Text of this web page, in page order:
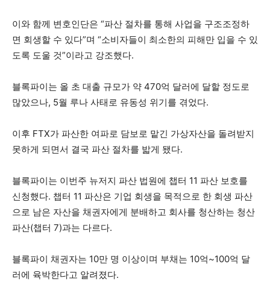
이와 함께 변호인단은 “파산 절차를 통해 사업을 구조조정하
면 회생할 수 있다”며 “소비자들이 최소한의 피해만 입을 수 있
도록 도울 것”이라고 강조했다.
블록파이는 올 초 대출 규모가 약 470억 달러에 달할 정도로
많았으나, 5월 루나 사태로 유동성 위기를 겪었다.
이후 FTX가 파산한 여파로 담보로 맡긴 가상자산을 돌려받지
못하게 되면서 결국 파산 절차를 밟게 됐다.
블록파이는 이번주 뉴저지 파산 법원에 챕터 11 파산 보호를
신청했다. 챕터 11 파산은 기업 회생을 목적으로 한 회생 파산
으로 남은 자산을 채권자에게 분배하고 회사를 청산하는 청산
파산(챕터 7)과는 다르다.
블록파이 채권자는 10만 명 이상이며 부채는 10억~100억 달
러에 육박한다고 알려졌다.